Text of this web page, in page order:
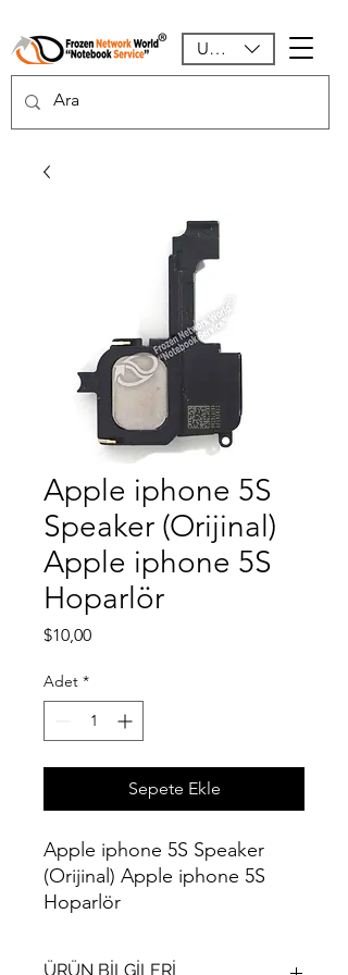
USD ($)
Apple iphone 5S
Speaker (Orijinal)
Apple iphone 5S
Hoparlör
$10,00Fiyat
Adet *
Sepete Ekle
Apple iphone 5S Speaker
(Orijinal) Apple iphone 5S
Hoparlör
ÜRÜN BİLGİLERİ